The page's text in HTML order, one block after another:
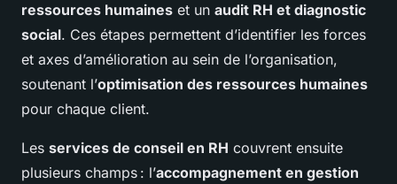
ressources humaines et un audit RH et diagnostic
social. Ces étapes permettent d’identifier les forces
et axes d’amélioration au sein de l’organisation,
soutenant l’optimisation des ressources humaines
pour chaque client.
Les services de conseil en RH couvrent ensuite
plusieurs champs : l’accompagnement en gestion